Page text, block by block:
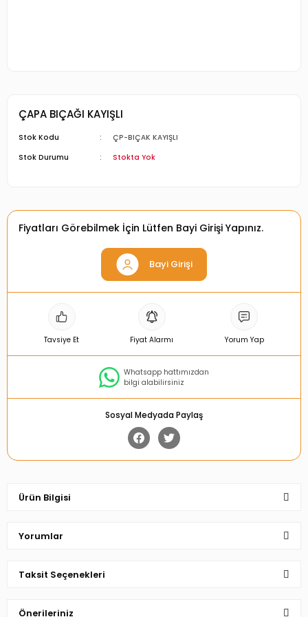
ÇAPA BIÇAĞI KAYIŞLI
Stok Kodu
ÇP-BIÇAK KAYIŞLI
Stok Durumu
Stokta Yok
Fiyatları Görebilmek İçin Lütfen Bayi Girişi Yapınız.
Bayi Girişi
Tavsiye Et Fiyat Alarmı Yorum Yap
Whatsapp hattımızdan
bilgi alabilirsiniz
Sosyal Medyada Paylaş
Ürün Bilgisi
Yorumlar
Taksit Seçenekleri
Önerileriniz